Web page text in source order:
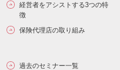
経営者をアシストする3つの特
徴
保険代理店の取り組み
過去のセミナー一覧